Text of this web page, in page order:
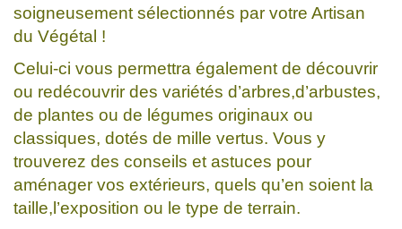
soigneusement sélectionnés par votre Artisan
du Végétal !
Celui-ci vous permettra également de découvrir
ou redécouvrir des variétés d’arbres,d’arbustes,
de plantes ou de légumes originaux ou
classiques, dotés de mille vertus. Vous y
trouverez des conseils et astuces pour
aménager vos extérieurs, quels qu’en soient la
taille,l’exposition ou le type de terrain.